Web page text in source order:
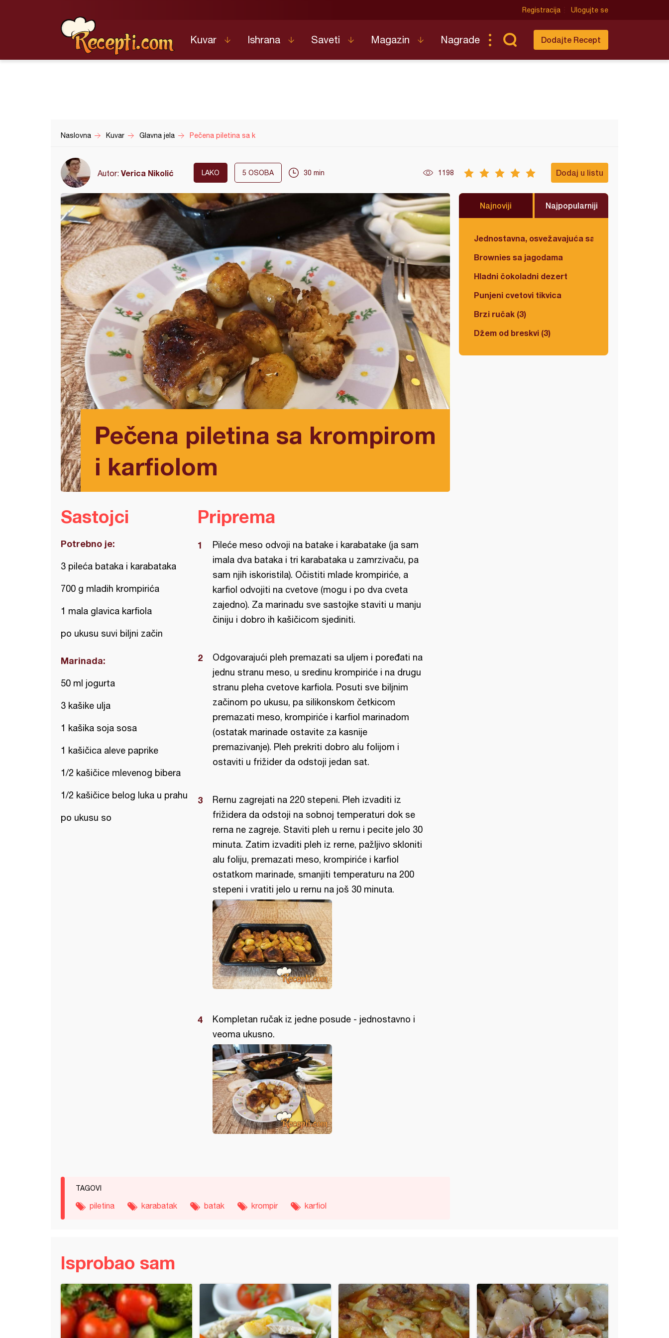
Registracija Ulogujte se
Kuvar Ishrana Saveti Magazin Nagrade Dodajte Recept
Naslovna Kuvar Glavna jela Pečena piletina sa k
Autor: Verica Nikolić LAKO 5 OSOBA 30 min 1198 Dodaj u listu
Pečena piletina sa krompirom
i karfiolom
Najnoviji Najpopularniji
Jednostavna, osvežavajuća salata
Brownies sa jagodama
Hladni čokoladni dezert
Punjeni cvetovi tikvica
Brzi ručak (3)
Džem od breskvi (3)
Sastojci
Potrebno je:
3 pileća bataka i karabataka
700 g mladih krompirića
1 mala glavica karfiola
po ukusu suvi biljni začin
Marinada:
50 ml jogurta
3 kašike ulja
1 kašika soja sosa
1 kašičica aleve paprike
1/2 kašičice mlevenog bibera
1/2 kašičice belog luka u prahu
po ukusu so
Priprema
Pileće meso odvoji na batake i karabatake (ja sam
imala dva bataka i tri karabataka u zamrzivaču, pa
sam njih iskoristila). Očistiti mlade krompiriće, a
karfiol odvojiti na cvetove (mogu i po dva cveta
zajedno). Za marinadu sve sastojke staviti u manju
činiju i dobro ih kašičicom sjediniti.
Odgovarajući pleh premazati sa uljem i poređati na
jednu stranu meso, u sredinu krompiriće i na drugu
stranu pleha cvetove karfiola. Posuti sve biljnim
začinom po ukusu, pa silikonskom četkicom
premazati meso, krompiriće i karfiol marinadom
(ostatak marinade ostavite za kasnije
premazivanje). Pleh prekriti dobro alu folijom i
ostaviti u frižider da odstoji jedan sat.
Rernu zagrejati na 220 stepeni. Pleh izvaditi iz
frižidera da odstoji na sobnoj temperaturi dok se
rerna ne zagreje. Staviti pleh u rernu i pecite jelo 30
minuta. Zatim izvaditi pleh iz rerne, pažljivo skloniti
alu foliju, premazati meso, krompiriće i karfiol
ostatkom marinade, smanjiti temperaturu na 200
stepeni i vratiti jelo u rernu na još 30 minuta.
Kompletan ručak iz jedne posude - jednostavno i
veoma ukusno.
TAGOVI
piletina karabatak batak krompir karfiol
Isprobao sam